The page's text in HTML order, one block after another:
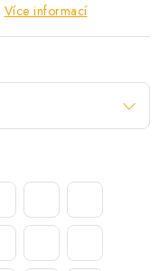
Více informací